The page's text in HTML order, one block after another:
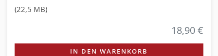
(22,5 MB)
18,90 €
IN DEN WARENKORB